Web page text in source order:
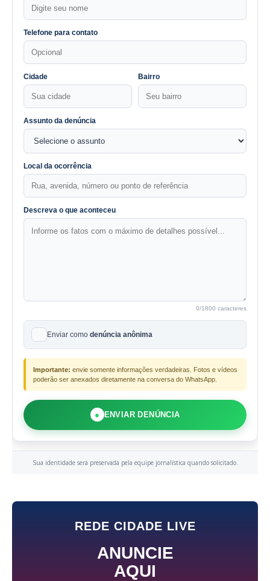
Telefone para contato
Cidade Bairro
Assunto da denúncia
Local da ocorrência
Descreva o que aconteceu
0/1800 caracteres
Enviar como denúncia anônima
Importante: envie somente informações verdadeiras. Fotos e vídeos
poderão ser anexados diretamente na conversa do WhatsApp.
● ENVIAR DENÚNCIA
Sua identidade será preservada pela equipe jornalística quando solicitado.
REDE CIDADE LIVE
ANUNCIE
AQUI